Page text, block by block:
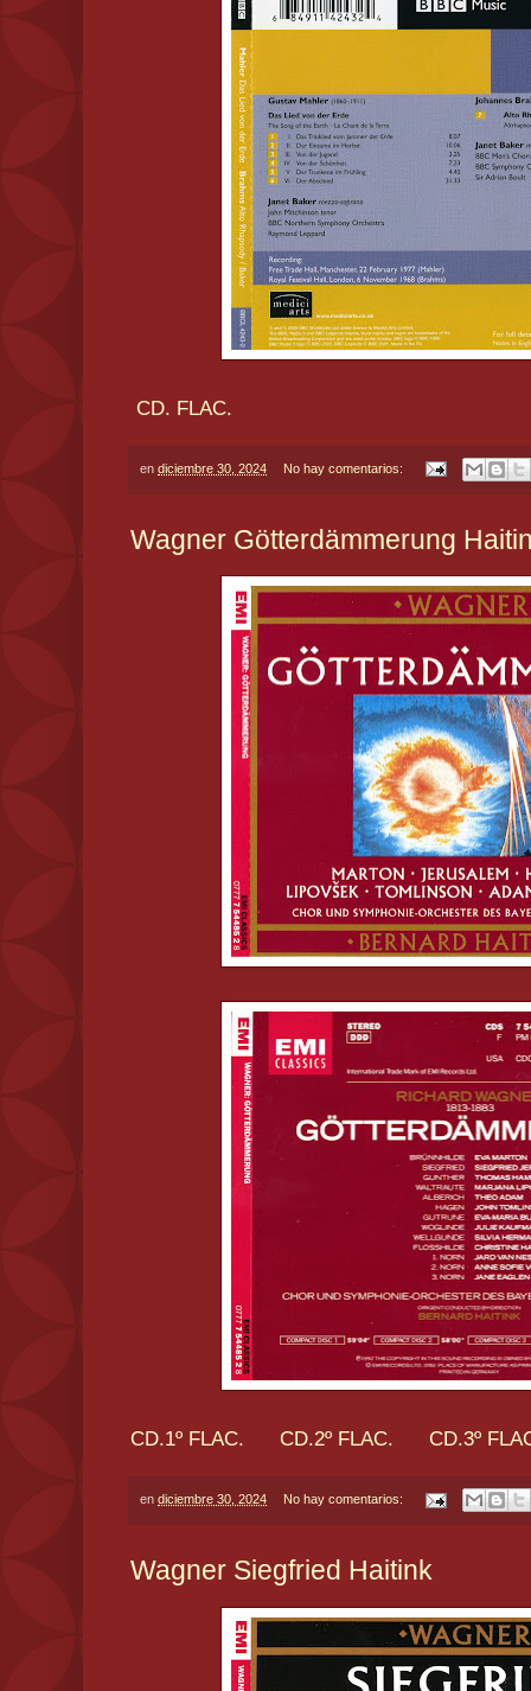
CD. FLAC.
en diciembre 30, 2024 No hay comentarios:
Wagner Götterdämmerung
CD.1º FLAC. CD.2º FLAC. CD.3º
en diciembre 30, 2024 No hay comentarios:
Wagner Siegfried Haitink